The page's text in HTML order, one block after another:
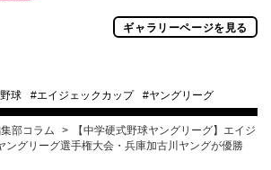
ギャラリーページを見る
野球 #エイジェックカップ #ヤングリーグ
部コラム
【中学硬式野球ヤングリーグ】エイジ
ングリーグ選手権大会・兵庫加古川ヤングが優勝